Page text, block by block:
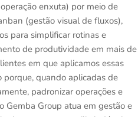
enxuta) por meio de
(gestão visual de fluxos),
para simplificar rotinas e
de produtividade em mais de
em que aplicamos essas
porque, quando aplicadas de
padronizar operações e
Gemba Group atua em gestão e